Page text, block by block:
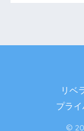
リベ
プラ
©